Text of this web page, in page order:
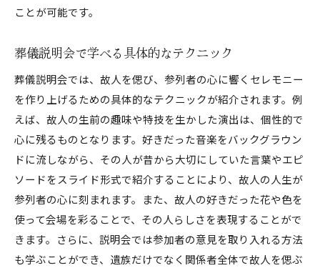
ことが可能です。
葬儀説明会で学べる具体的なテクニック
葬儀説明会では、故人を偲び、参列者の心に響くセレモニー
を作り上げるための具体的なテクニックが紹介されます。例
えば、故人の生前の趣味や特技を生かした演出は、個性的で
心に残るものとなります。好きだった音楽をバックグラウン
ドに流しながら、その人が昔から大切にしていた言葉やエピ
ソードをスライド形式で紹介することにより、故人の人生が
参列者の心に刻まれます。また、故人の好きだった花や色を
使って会場を彩ることで、その人らしさを表現することがで
きます。さらに、説明会では参加者の意見を取り入れる方法
も学ぶことができ、遺族だけでなく関係者全体で故人を偲ぶ